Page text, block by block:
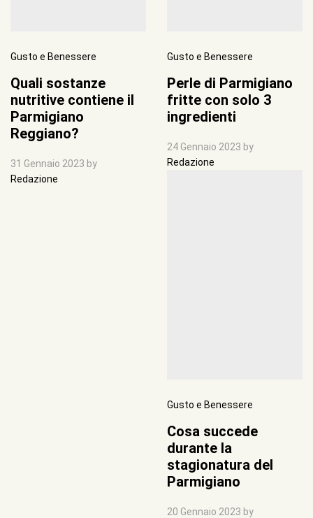
Gusto e Benessere
Quali sostanze
nutritive contiene il
Parmigiano
Reggiano?
31 Gennaio 2023 by
Redazione
Gusto e Benessere
Perle di Parmigiano
fritte con solo 3
ingredienti
24 Gennaio 2023 by
Redazione
Gusto e Benessere
Cosa succede
durante la
stagionatura del
Parmigiano
20 Gennaio 2023 by